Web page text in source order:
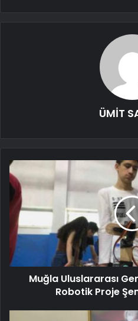
ÜMİT
Muğla Uluslararası
Robotik Proje